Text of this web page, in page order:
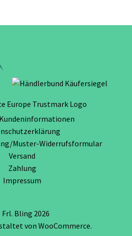
Kundeninformationen
Muster-Widerrufsformular
Versand
Zahlung
Impressum
Bling 2026
von WooCommerce.